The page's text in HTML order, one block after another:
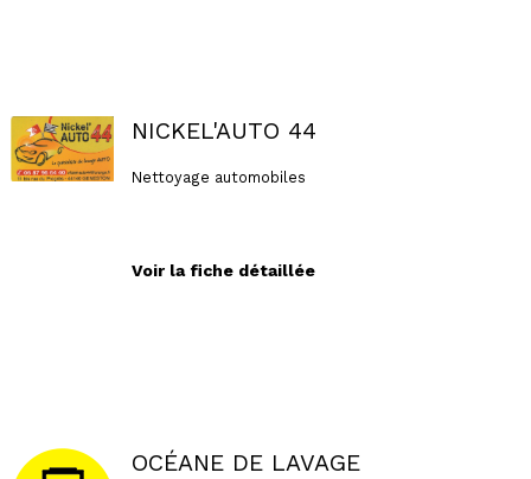
NICKEL'AUTO 44
Nettoyage automobiles
Voir la fiche détaillée
OCÉANE DE LAVAGE